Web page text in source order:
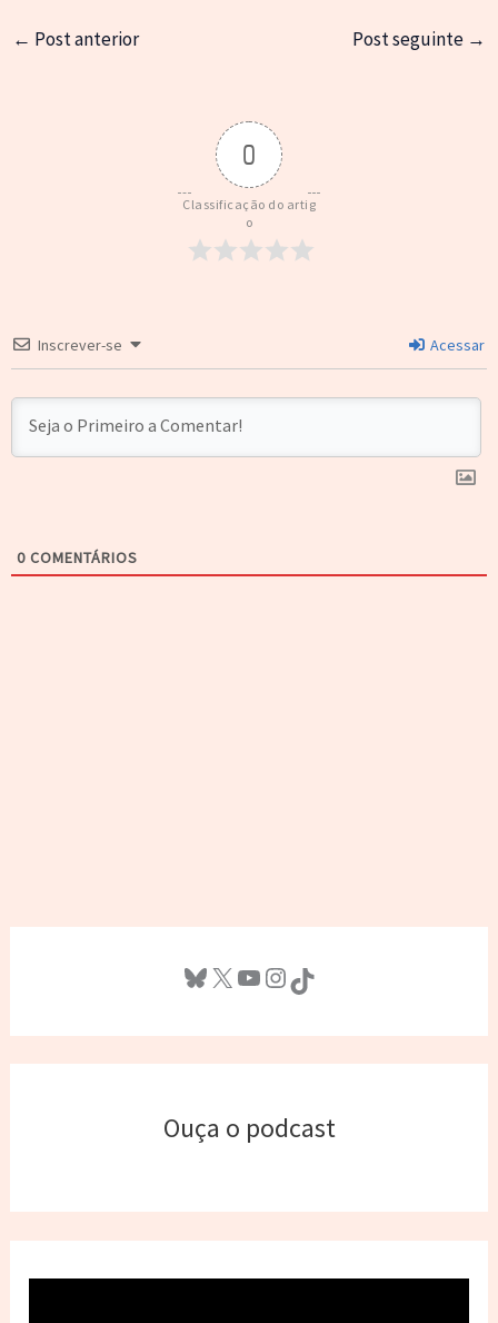
← Post anterior Post seguinte →
0
Classificação do artig
o
Inscrever-se Acessar
0 COMENTÁRIOS
Bluesky X Youtube InstagramTikTok
Ouça o podcast